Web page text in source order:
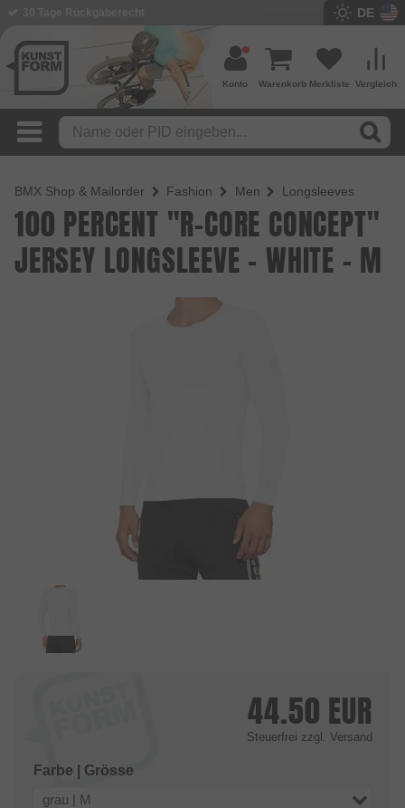
DE
Vergleich
Merkliste
Warenkorb
Konto
BMX Shop & Mailorder Fashion Men Long­sleeves
100 PERCENT "R-CORE CONCEPT"
JERSEY LONGSLEEVE - WHITE - M
44.50 EUR
Steuerfrei zzgl. Versand
Farbe | Grösse
grau | M